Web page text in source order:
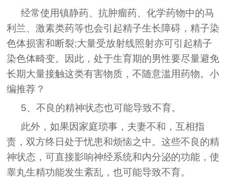
经常使用镇静药、抗肿瘤药、化学药物中的马
利兰、激素类药等也会引起精子生长障碍，精子染
色体损害和断裂;大量受放射线照射亦可引起精子
染色体畸变。因此，处于生育期的男性要尽量避免
长期大量接触这类有害物质，不随意滥用药物。小
编推荐？
5、不良的精神状态也可能导致不育。
此外，如果因家庭琐事，夫妻不和，互相指
责，双方终日处于忧患和烦恼之中。这些不良的精
神状态，可直接影响神经系统和内分泌的功能，使
睾丸生精功能发生紊乱，也可能导致不育。